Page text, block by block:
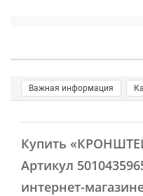
Важная информация
Купить
Артикул
интернет-